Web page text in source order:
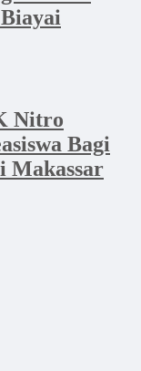
Nitro
Bagi
Makassar